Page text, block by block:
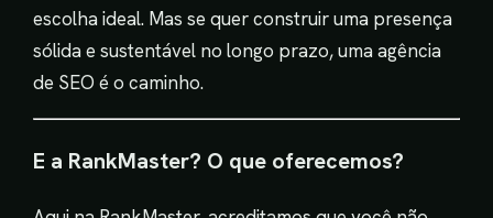
escolha ideal. Mas se quer construir uma presença
sólida e sustentável no longo prazo, uma agência
de SEO é o caminho.
E a RankMaster? O que oferecemos?